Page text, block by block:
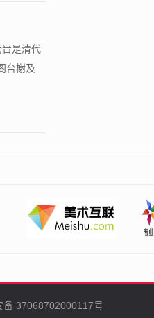
是清代
台榭及
备 37068702000117号